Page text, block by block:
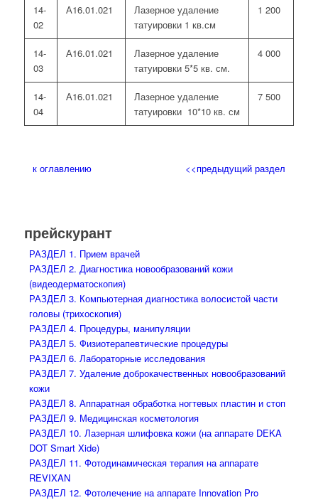
14-
02
А16.01.021
Лазерное удаление
татуировки 1 кв.см
1 200
14-
03
А16.01.021
Лазерное удаление
татуировки 5*5 кв. см.
4 000
14-
04
А16.01.021
Лазерное удаление
татуировки 10*10 кв. см
7 500
к оглавлению <<предыдущий раздел
прейскурант
РАЗДЕЛ 1. Прием врачей
РАЗДЕЛ 2. Диагностика новообразований кожи
(видеодерматоскопия)
РАЗДЕЛ 3. Компьютерная диагностика волосистой части
головы (трихоскопия)
РАЗДЕЛ 4. Процедуры, манипуляции
РАЗДЕЛ 5. Физиотерапевтические процедуры
РАЗДЕЛ 6. Лабораторные исследования
РАЗДЕЛ 7. Удаление доброкачественных новообразований
кожи
РАЗДЕЛ 8. Аппаратная обработка ногтевых пластин и стоп
РАЗДЕЛ 9. Медицинская косметология
РАЗДЕЛ 10. Лазерная шлифовка кожи (на аппарате DEKA
DOT Smart Xide)
РАЗДЕЛ 11. Фотодинамическая терапия на аппарате
REVIXAN
РАЗДЕЛ 12. Фотолечение на аппарате Innovation Pro